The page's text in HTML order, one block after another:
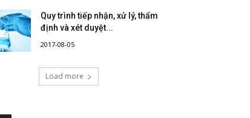
Quy trình tiếp nhận, xử lý, thẩm
định và xét duyệt...
2017-08-05
Load more